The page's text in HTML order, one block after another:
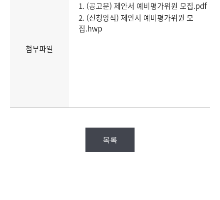
첨부파일
1. (공고문) 제안서 예비평가위원 모집.pdf
2. (신청양식) 제안서 예비평가위원 모
집.hwp
목록